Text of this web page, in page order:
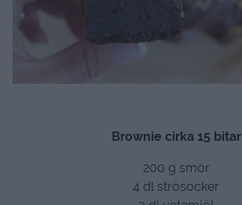
Brownie cirka 15 bitar
200 g smör
4 dl strösocker